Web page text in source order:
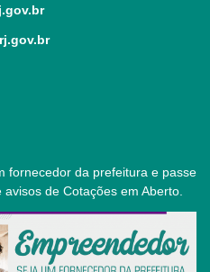
fornecedor da prefeitura e passe
de Cotações em Aberto.